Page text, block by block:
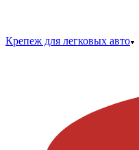
Крепеж для легковых авто